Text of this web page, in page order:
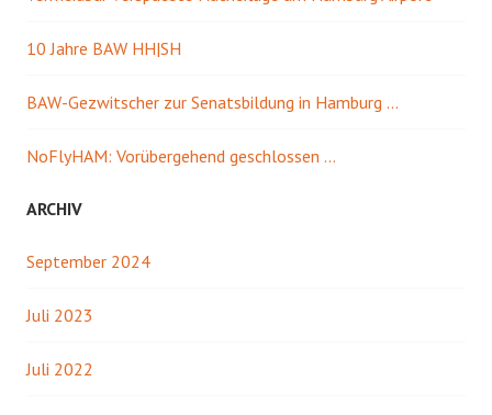
10 Jahre BAW HH|SH
BAW-Gezwitscher zur Senatsbildung in Hamburg …
NoFlyHAM: Vorübergehend geschlossen …
ARCHIV
September 2024
Juli 2023
Juli 2022